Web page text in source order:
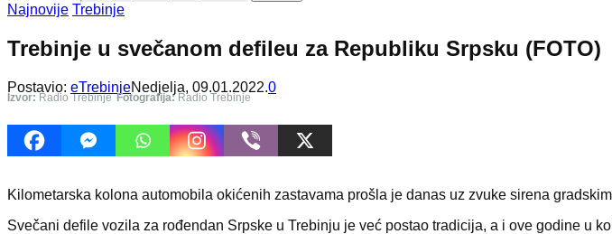
Najnovije Trebinje
Trebinje u svečanom defileu za Republiku Srpsku (FOTO)
Postavio: eTrebinjeNedjelja, 09.01.2022.0
Izvor: Radio Trebinje Fotografija:Radio Trebinje
Kilometarska kolona automobila okićenih zastavama prošla je danas uz zvuke sirena
Svečani defile vozila za rođendan Srpske u Trebinju je već postao tradicija, a i ove godine u